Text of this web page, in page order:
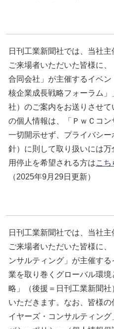
日刊工業新聞社では、当社
ご来場者いただいた皆様に
合同会社」が主催するイベ
核企業成長戦略フォーラム
社）のご案内をお送りさせ
の個人情報は、「ＰｗＣコ
一切開示せず、プライバシ
針）に則して取り扱いには
用停止を希望される方はこち
（2025年9月29日更新）
日刊工業新聞社では、当社
ご来場者いただいた皆様に
ンサルティング」が主催す
業を取り巻くグローバル環
略」（後援＝日刊工業新聞
いただきます。なお、皆様
イヤーズ・コンサルティン